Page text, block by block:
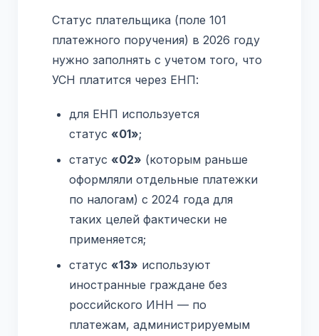
Статус плательщика (поле 101
платежного поручения) в 2026 году
нужно заполнять с учетом того, что
УСН платится через ЕНП:
для ЕНП используется
статус «01»;
статус «02» (которым раньше
оформляли отдельные платежки
по налогам) с 2024 года для
таких целей фактически не
применяется;
статус «13» используют
иностранные граждане без
российского ИНН — по
платежам, администрируемым